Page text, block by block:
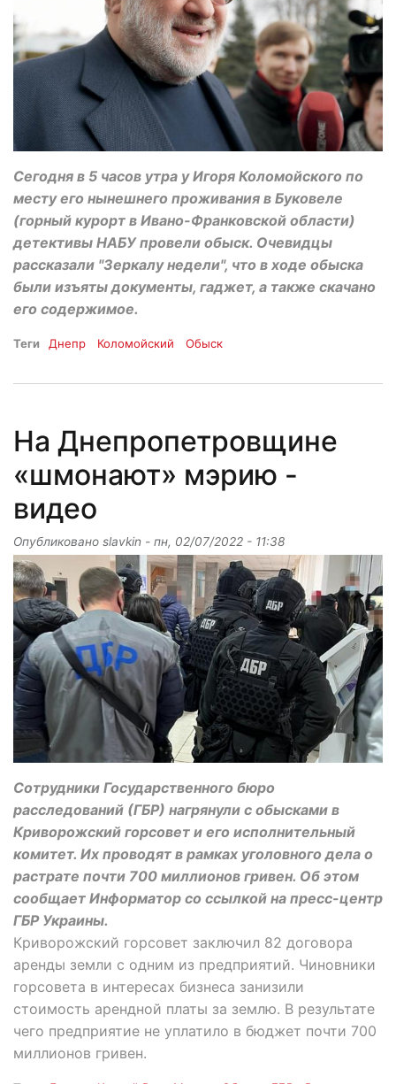
Сегодня в 5 часов утра у Игоря Коломойского по
месту его нынешнего проживания в Буковеле
(горный курорт в Ивано-Франковской области)
детективы НАБУ провели обыск. Очевидцы
рассказали "Зеркалу недели", что в ходе обыска
были изъяты документы, гаджет, а также скачано
его содержимое.
Теги Днепр Коломойский Обыск
На Днепропетровщине
«шмонают» мэрию -
видео
Опубликовано slavkin - пн, 02/07/2022 - 11:38
Сотрудники Государственного бюро
расследований (ГБР) нагрянули с обысками в
Криворожский горсовет и его исполнительный
комитет. Их проводят в рамках уголовного дела о
растрате почти 700 миллионов гривен. Об этом
сообщает Информатор со ссылкой на пресс-центр
ГБР Украины.
Криворожский горсовет заключил 82 договора
аренды земли с одним из предприятий. Чиновники
горсовета в интересах бизнеса занизили
стоимость арендной платы за землю. В результате
чего предприятие не уплатило в бюджет почти 700
миллионов гривен.